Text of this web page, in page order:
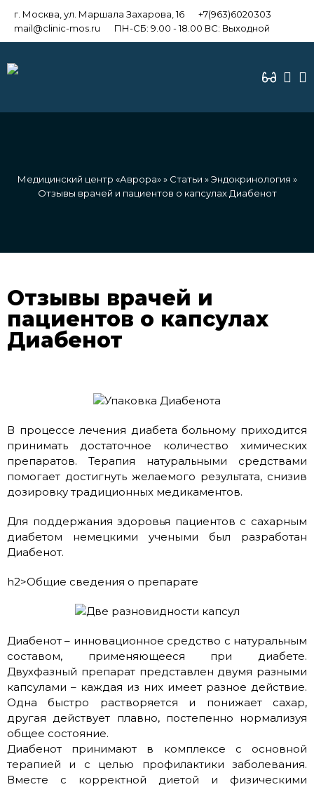
г. Москва, ул. Маршала Захарова, 16
+7(963)6020303
mail@clinic-mos.ru
ПН-СБ: 9.00 - 18.00 ВС: Выходной
Медицинский центр «Аврора»» Статьи »Эндокринология »
Отзывы врачей и пациентов о капсулах Диабенот
Отзывы врачей и
пациентов о капсулах
Диабенот
В процессе лечения диабета больному приходится
принимать достаточное количество химических
препаратов. Терапия натуральными средствами
помогает достигнуть желаемого результата, снизив
дозировку традиционных медикаментов.
Для поддержания здоровья пациентов с сахарным
диабетом немецкими учеными был разработан
Диабенот.
h2>Общие сведения о препарате
Диабенот – инновационное средство с натуральным
составом, применяющееся при диабете.
Двухфазный препарат представлен двумя разными
капсулами – каждая из них имеет разное действие.
Одна быстро растворяется и понижает сахар,
другая действует плавно, постепенно нормализуя
общее состояние.
Диабенот принимают в комплексе с основной
терапией и с целью профилактики заболевания.
Вместе с корректной диетой и физическими